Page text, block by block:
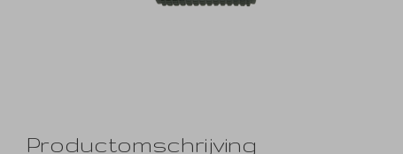
Productomschrijving